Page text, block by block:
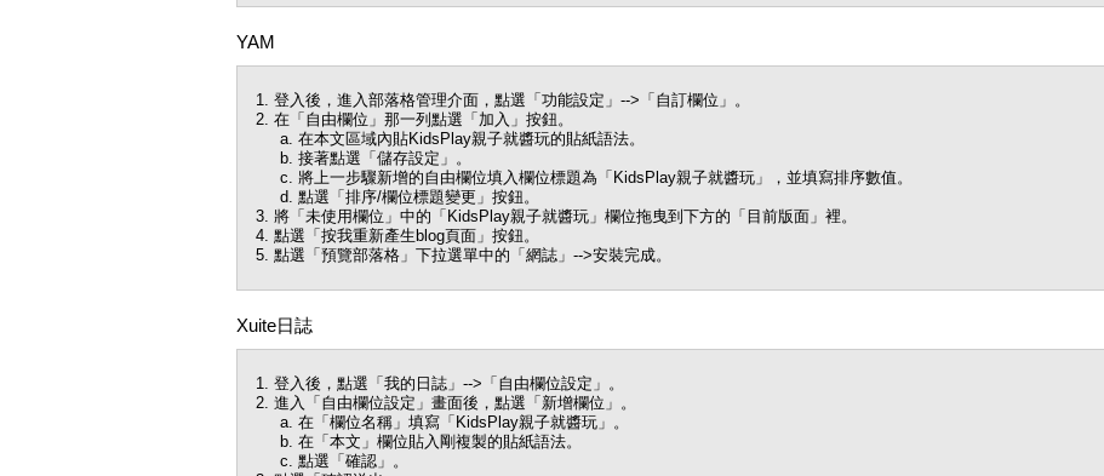
YAM
登入後，進入部落格管理介面，點選「功能設定」-->「自訂欄位」。
在「自由欄位」那一列點選「加入」按鈕。
在本文區域內貼KidsPlay親子就醬玩的貼紙語法。
接著點選「儲存設定」。
將上一步驟新增的自由欄位填入欄位標題為「KidsPlay親子就醬玩」，並填寫排序數值。
點選「排序/欄位標題變更」按鈕。
將「未使用欄位」中的「KidsPlay親子就醬玩」欄位拖曳到下方的「目前版面」裡。
點選「按我重新產生blog頁面」按鈕。
點選「預覽部落格」下拉選單中的「網誌」-->安裝完成。
Xuite日誌
登入後，點選「我的日誌」-->「自由欄位設定」。
進入「自由欄位設定」畫面後，點選「新增欄位」。
在「欄位名稱」填寫「KidsPlay親子就醬玩」。
在「本文」欄位貼入剛複製的貼紙語法。
點選「確認」。